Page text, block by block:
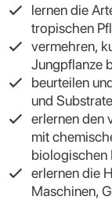
lernen die
tropischen
vermehren,
Jungpflanze
beurteilen
und Substrate
erlernen den
mit
biologischen
erlernen die
Maschinen,